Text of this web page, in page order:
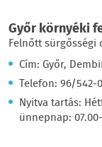
Győr környéki
Felnőtt sürgősségi
Cím: Győr,
Telefon: 96/542-
Nyitva tartás:
ünnepnap: